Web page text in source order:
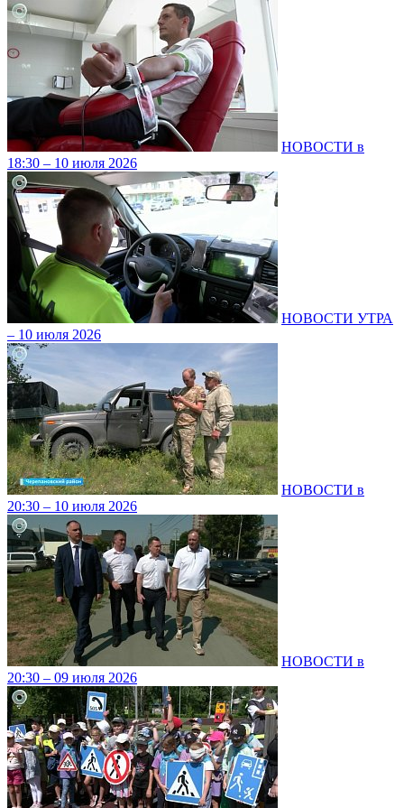
НОВОСТИ в
18:30 – 10 июля 2026
НОВОСТИ УТРА
– 10 июля 2026
НОВОСТИ в
20:30 – 10 июля 2026
НОВОСТИ в
20:30 – 09 июля 2026